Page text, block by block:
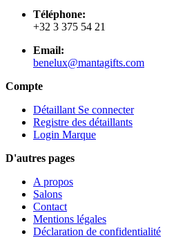
Téléphone:
+32 3 375 54 21
Email:
benelux@mantagifts.com
Compte
Détaillant Se connecter
Registre des détaillants
Login Marque
D'autres pages
A propos
Salons
Contact
Mentions légales
Déclaration de confidentialité